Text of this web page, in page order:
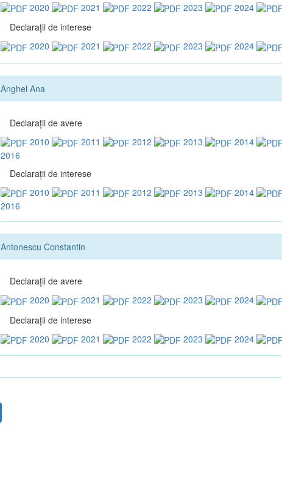
2020
2021 2022 2023 2024
Declaraţii de interese
2020
2021 2022 2023 2024
Anghel Ana
Declaraţii de avere
2010
2011 2012 2013 2014
2016
Declaraţii de interese
2010
2011 2012 2013 2014
2016
Antonescu Constantin
Declaraţii de avere
2020
2021 2022 2023 2024
Declaraţii de interese
2020
2021 2022 2023 2024